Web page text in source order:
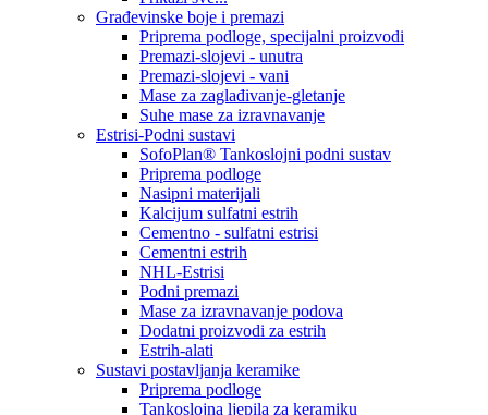
Građevinske boje i premazi
Priprema podloge, specijalni proizvodi
Premazi-slojevi - unutra
Premazi-slojevi - vani
Mase za zaglađivanje-gletanje
Suhe mase za izravnavanje
Estrisi-Podni sustavi
SofoPlan® Tankoslojni podni sustav
Priprema podloge
Nasipni materijali
Kalcijum sulfatni estrih
Cementno - sulfatni estrisi
Cementni estrih
NHL-Estrisi
Podni premazi
Mase za izravnavanje podova
Dodatni proizvodi za estrih
Estrih-alati
Sustavi postavljanja keramike
Priprema podloge
Tankoslojna ljepila za keramiku